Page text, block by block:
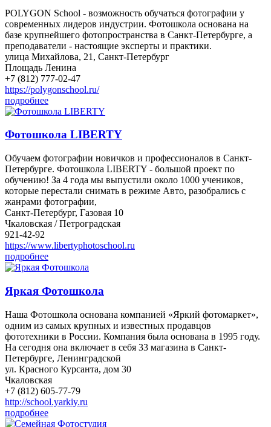
POLYGON School - возможность обучаться фотографии у
современных лидеров индустрии. Фотошкола основана на
базе крупнейшего фотопространства в Санкт-Петербурге, а
преподаватели - настоящие эксперты и практики.
улица Михайлова, 21, Санкт-Петербург
Площадь Ленина
+7 (812) 777-02-47
https://polygonschool.ru/
подробнее
Фотошкола LIBERTY
Обучаем фотографии новичков и профессионалов в Санкт-
Петербурге. Фотошкола LIBERTY - большой проект по
обучению! За 4 года мы выпустили около 1000 учеников,
которые перестали снимать в режиме Авто, разобрались с
жанрами фотографии,
Санкт-Петербург, Газовая 10
Чкаловская / Петроградская
921-42-92
https://www.libertyphotoschool.ru
подробнее
Яркая Фотошкола
Наша Фотошкола основана компанией «Яркий фотомаркет»,
одним из самых крупных и известных продавцов
фототехники в России. Компания была основана в 1995 году.
На сегодня она включает в себя 33 магазина в Санкт-
Петербурге, Ленинградской
ул. Красного Курсанта, дом 30
Чкаловская
+7 (812) 605-77-79
http://school.yarkiy.ru
подробнее